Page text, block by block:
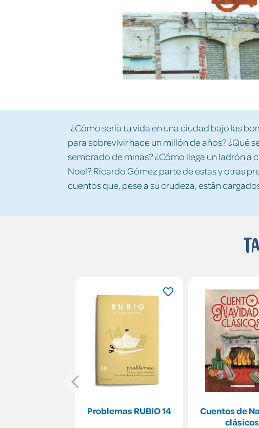
¿Cómo sería tu vida en una ciudad bajo las
para sobrevivir hace un millón de años? ¿Qué
sembrado de minas? ¿Cómo llega un ladrón a
Noel? Ricardo Gómez parte de estas y otras
cuentos que, pese a su crudeza, están
Problemas RUBIO 14
Cuentos de
clásicos